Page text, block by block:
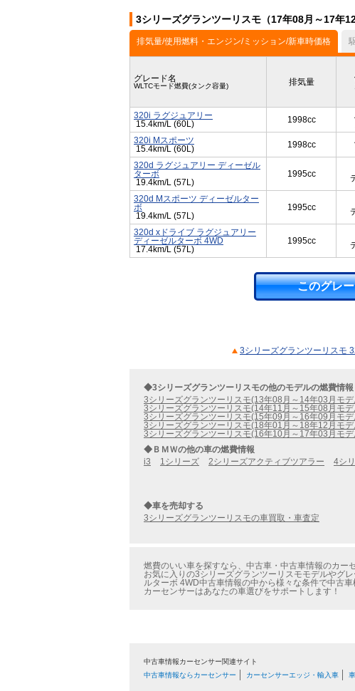
3シリーズグランツーリスモ（17年08月～17年
排気量/使用燃料・エンジン/ミッション/新車時価格
グレード名
WLTCモード燃費(タンク容量) 排気量
320i ラグジュアリー
15.4km/L (60L)
1998cc
320i Mスポーツ
15.4km/L (60L)
1998cc
320d ラグジュアリー ディーゼル
ターボ
19.4km/L (57L)
1995cc
320d Mスポーツ ディーゼルター
ボ
19.4km/L (57L)
1995cc
320d xドライブ ラグジュアリー
ディーゼルターボ 4WD
17.4km/L (57L)
1995cc
このグレ
3シリーズグランツーリスモ
◆3シリーズグランツーリスモの他のモデルの燃費情報
3シリーズグランツーリスモ(13年08月～14年03月モ
3シリーズグランツーリスモ(14年11月～15年08月モ
3シリーズグランツーリスモ(15年09月～16年09月モ
3シリーズグランツーリスモ(18年01月～18年12月モ
3シリーズグランツーリスモ(16年10月～17年03月モ
◆ＢＭＷの他の車の燃費情報
i3
1シリーズ 2シリーズアクティブツアラー 4シ
◆車を売却する
3シリーズグランツーリスモの車買取・車査定
燃費のいい車を探すなら、中古車・中古車情報のカー
お気に入りの3シリーズグランツーリスモモデルやグ
ルターボ 4WD中古車情報の中から様々な条件で中古車
カーセンサーはあなたの車選びをサポートします！
中古車情報カーセンサー関連サイト
中古車情報ならカーセンサー
カーセンサーエッジ・輸入車